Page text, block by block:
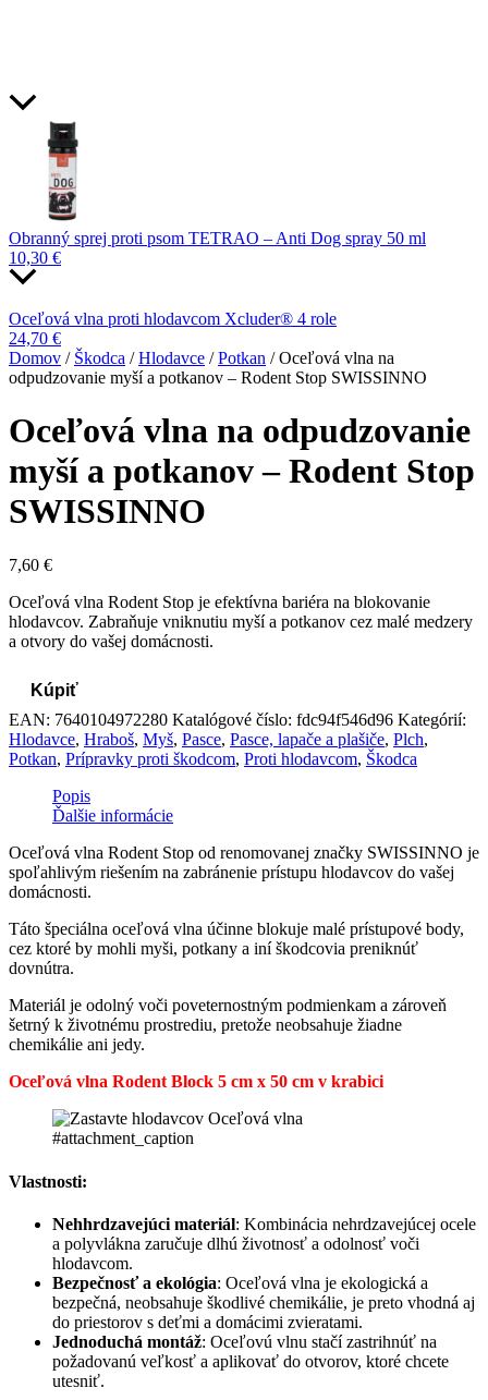
Obranný sprej proti psom TETRAO – Anti Dog spray 50 ml
10,30 €
Oceľová vlna proti hlodavcom Xcluder® 4 role
24,70 €
Domov / Škodca /Hlodavce /Potkan / Oceľová vlna na
odpudzovanie myší a potkanov – Rodent Stop SWISSINNO
Oceľová vlna na odpudzovanie
myší a potkanov – Rodent Stop
SWISSINNO
7,60 €
Oceľová vlna Rodent Stop je efektívna bariéra na blokovanie
hlodavcov. Zabraňuje vniknutiu myší a potkanov cez malé medzery
a otvory do vašej domácnosti.
Kúpiť
EAN: 7640104972280 Katalógové číslo: fdc94f546d96 Kategórií:
Hlodavce, Hraboš, Myš, Pasce, Pasce, lapače a plašiče, Plch,
Potkan, Prípravky proti škodcom, Proti hlodavcom, Škodca
Popis
Ďalšie informácie
Oceľová vlna Rodent Stop od renomovanej značky SWISSINNO je
spoľahlivým riešením na zabránenie prístupu hlodavcov do vašej
domácnosti.
Táto špeciálna oceľová vlna účinne blokuje malé prístupové body,
cez ktoré by mohli myši, potkany a iní škodcovia preniknúť
dovnútra.
Materiál je odolný voči poveternostným podmienkam a zároveň
šetrný k životnému prostrediu, pretože neobsahuje žiadne
chemikálie ani jedy.
Oceľová vlna Rodent Block 5 cm x 50 cm v krabici
#attachment_caption
Vlastnosti:
Nehhrdzavejúci materiál: Kombinácia nehrdzavejúcej ocele
a polyvlákna zaručuje dlhú životnosť a odolnosť voči
hlodavcom.
Bezpečnosť a ekológia: Oceľová vlna je ekologická a
bezpečná, neobsahuje škodlivé chemikálie, je preto vhodná aj
do priestorov s deťmi a domácimi zvieratami.
Jednoduchá montáž: Oceľovú vlnu stačí zastrihnúť na
požadovanú veľkosť a aplikovať do otvorov, ktoré chcete
utesniť.